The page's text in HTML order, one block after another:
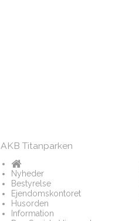
AKB Titanparken
Nyheder
Bestyrelse
Ejendomskontoret
Husorden
Information